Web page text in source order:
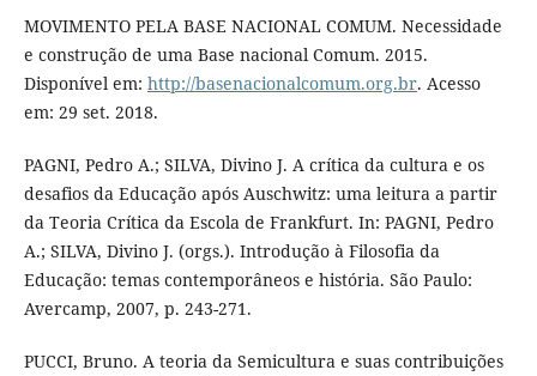
MOVIMENTO PELA BASE NACIONAL COMUM. Necessidade
e construção de uma Base nacional Comum. 2015.
Disponível em: http://basenacionalcomum.org.br. Acesso
em: 29 set. 2018.
PAGNI, Pedro A.; SILVA, Divino J. A crítica da cultura e os
desafios da Educação após Auschwitz: uma leitura a partir
da Teoria Crítica da Escola de Frankfurt. In: PAGNI, Pedro
A.; SILVA, Divino J. (orgs.). Introdução à Filosofia da
Educação: temas contemporâneos e história. São Paulo:
Avercamp, 2007, p. 243-271.
PUCCI, Bruno. A teoria da Semicultura e suas contribuições